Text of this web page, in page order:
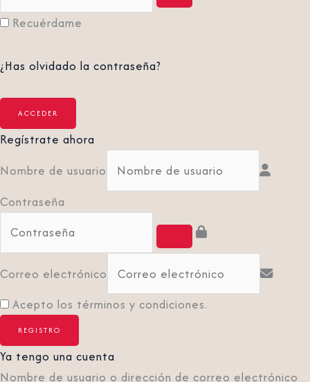
Recuérdame
¿Has olvidado la contraseña?
Regístrate ahora
Nombre de usuario
Contraseña
Correo electrónico
Acepto los términos y condiciones.
Ya tengo una cuenta
Nombre de usuario o dirección de correo electrónico